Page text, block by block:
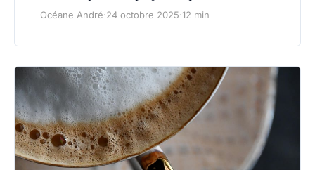
Océane André·24 octobre 2025·12 min